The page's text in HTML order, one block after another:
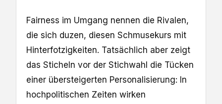
Fairness im Umgang nennen die Rivalen,
die sich duzen, diesen Schmusekurs mit
Hinterfotzigkeiten. Tatsächlich aber zeigt
das Sticheln vor der Stichwahl die Tücken
einer übersteigerten Personalisierung: In
hochpolitischen Zeiten wirken